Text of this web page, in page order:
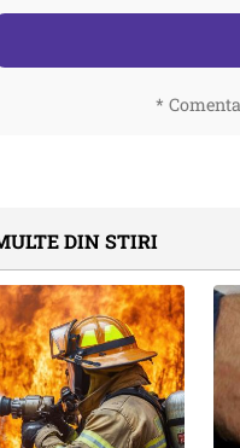
*
DIN STIRI